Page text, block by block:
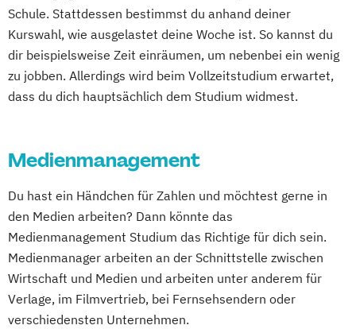
Schule. Stattdessen bestimmst du anhand deiner
Kurswahl, wie ausgelastet deine Woche ist. So kannst du
dir beispielsweise Zeit einräumen, um nebenbei ein wenig
zu jobben. Allerdings wird beim Vollzeitstudium erwartet,
dass du dich hauptsächlich dem Studium widmest.
Medienmanagement
Du hast ein Händchen für Zahlen und möchtest gerne in
den Medien arbeiten? Dann könnte das
Medienmanagement Studium das Richtige für dich sein.
Medienmanager arbeiten an der Schnittstelle zwischen
Wirtschaft und Medien und arbeiten unter anderem für
Verlage, im Filmvertrieb, bei Fernsehsendern oder
verschiedensten Unternehmen.